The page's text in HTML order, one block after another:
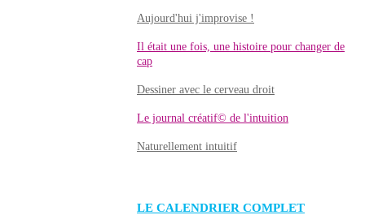
Aujourd'hui j'improvise !
Il était une fois, une histoire pour changer de
cap
Dessiner avec le cerveau droit
Le journal créatif© de l'intuition
Naturellement intuitif
LE CALENDRIER COMPLET